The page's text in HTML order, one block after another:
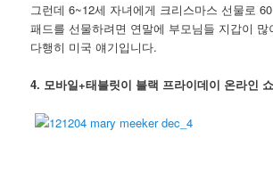
그런데 6~12세 자녀에게 크리스마스 선물로
패드를 선물하려면 연말에 부모님들 지갑이 많
다행히 미국 얘기입니다.
4. 모바일+태블릿이 블랙 프라이데이 온라인